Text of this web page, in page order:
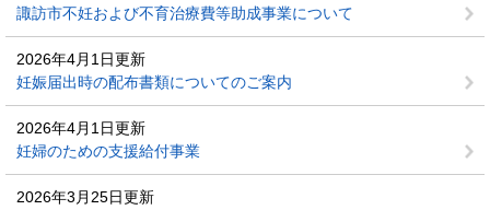
諏訪市不妊および不育治療費等助成事業について
2026年4月1日更新
妊娠届出時の配布書類についてのご案内
2026年4月1日更新
妊婦のための支援給付事業
2026年3月25日更新